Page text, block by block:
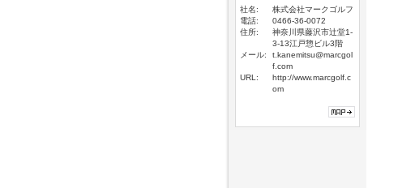
社名:
株式会社マークゴルフ
電話:
0466-36-0072
住所:
神奈川県藤沢市辻堂1-
3-13江戸惣ビル3階
メール:
t.kanemitsu@marcgol
f.com
URL:
http://www.marcgolf.c
om